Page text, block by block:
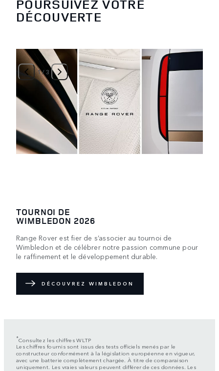
POURSUIVEZ VOTRE
DÉCOUVERTE
1/3
TOURNOI DE
WIMBLEDON 2026
Range Rover est fier de s’associer au tournoi de
Wimbledon et de célébrer notre passion commune pour
le raffinement et le développement durable.
DÉCOUVREZ WIMBLEDON
*Consultez les chiffres WLTP
Les chiffres fournis sont issus des tests officiels menés par le
constructeur conformément à la législation européenne en vigueur,
avec une batterie complètement chargée. À titre de comparaison
uniquement. Les vraies valeurs peuvent différer de ces données. Les